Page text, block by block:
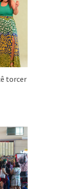
torcer